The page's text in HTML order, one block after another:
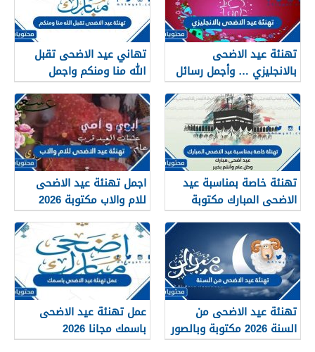
تهنئة عيد الاضحى
بالانجليزي … وأجمل رسائل
التهنئة بالانجليزية مترجمة
2026
تهاني عيد الاضحى تقبل
الله منا ومنكم واجمل
عبارات التهنئة بالعيد 2026
تهنئة خاصة بمناسبة عيد
الاضحى المبارك مكتوبة
2026
اجمل تهنئة عيد الاضحى
للام والاب مكتوبة 2026
تهنئة عيد الاضحى من
السنة 2026 مكتوبة وبالصور
عمل تهنئة عيد الاضحى
باسمك مجانا 2026